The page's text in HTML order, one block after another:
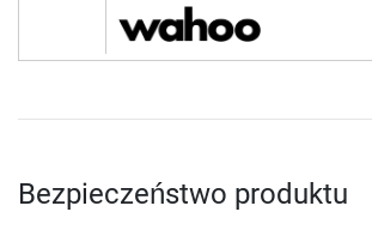
Bezpieczeństwo produktu